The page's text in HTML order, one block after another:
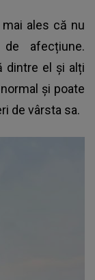
ales că nu
afecțiune.
dintre el și alți
și poate
de vârsta sa.